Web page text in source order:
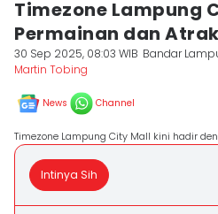
Timezone Lampung
Permainan dan
30 Sep 2025, 08:03 WIB Bandar
Martin Tobing
News Channel
Timezone Lampung City Mall kini hadir
Intinya Sih